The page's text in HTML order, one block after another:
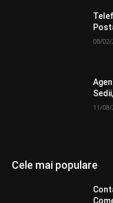
08/02/
11/
Cele mai populare